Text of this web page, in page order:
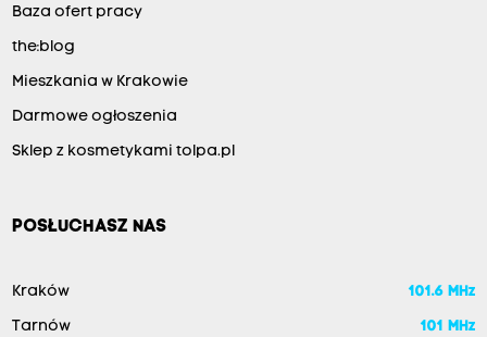
Baza ofert pracy
the:blog
Mieszkania w Krakowie
Darmowe ogłoszenia
Sklep z kosmetykami tolpa.pl
POSŁUCHASZ NAS
Kraków 101.6 MHz
Tarnów 101 MHz